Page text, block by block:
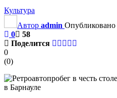
Культура
Автор admin Опубликовано
0
58
Поделится
0
(0)